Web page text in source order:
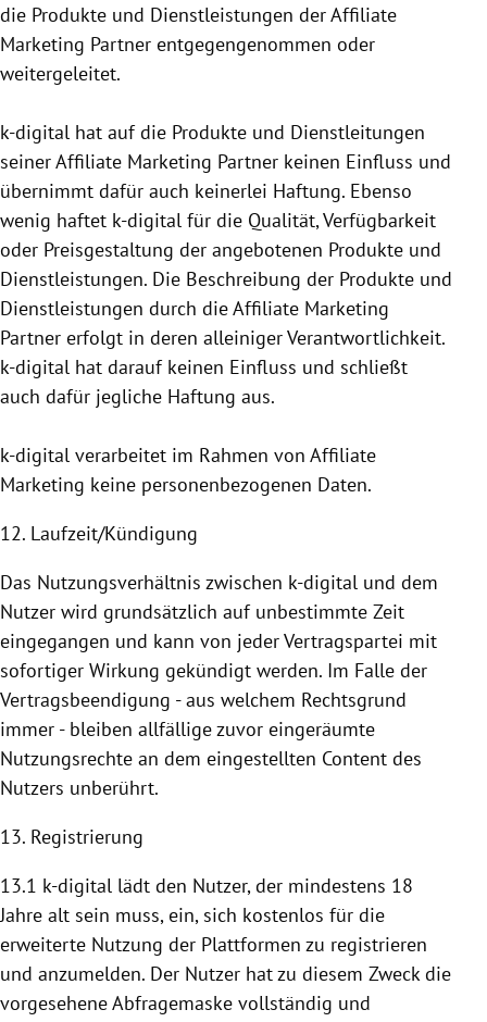
die Produkte und Dienstleistungen der Affiliate
Marketing Partner entgegen­genommen oder
weitergeleitet.
k-digital hat auf die Produkte und Dienstleitungen
seiner Affiliate Marketing Partner keinen Einfluss und
übernimmt dafür auch keinerlei Haftung. Ebenso
wenig haftet k-digital für die Qualität, Verfügbarkeit
oder Preisgestaltung der angebotenen Produkte und
Dienstleistungen. Die Beschreibung der Produkte und
Dienstleistungen durch die Affiliate Marketing
Partner erfolgt in deren alleiniger Verantwortlichkeit.
k-digital hat darauf keinen Einfluss und schließt
auch dafür jegliche Haftung aus.
k-digital verarbeitet im Rahmen von Affiliate
Marketing keine personen­bezogenen Daten.
12. Laufzeit/Kündigung
Das Nutzungsverhältnis zwischen k-digital und dem
Nutzer wird grundsätzlich auf unbestimmte Zeit
eingegangen und kann von jeder Vertragspartei mit
sofortiger Wirkung gekündigt werden. Im Falle der
Vertragsbeendigung - aus welchem Rechtsgrund
immer - bleiben allfällige zuvor eingeräumte
Nutzungsrechte an dem eingestellten Content des
Nutzers unberührt.
13. Registrierung
13.1 k-digital lädt den Nutzer, der mindestens 18
Jahre alt sein muss, ein, sich kostenlos für die
erweiterte Nutzung der Plattformen zu registrieren
und anzumelden. Der Nutzer hat zu diesem Zweck die
vorgesehene Abfragemaske vollständig und